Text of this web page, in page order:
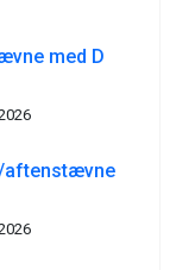
med D
aftenstævne